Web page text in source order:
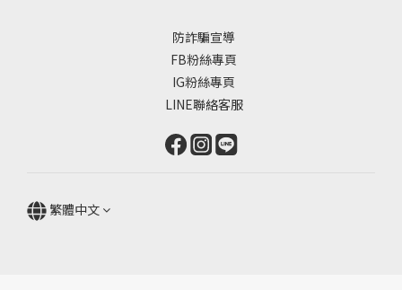
防詐騙宣導
FB粉絲專頁
IG粉絲專頁
LINE聯絡客服
繁體中文